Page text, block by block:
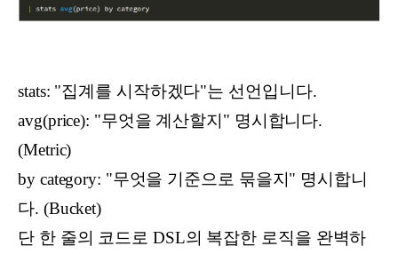
stats: "집계를 시작하겠다"는 선언입니다.
avg(price): "무엇을 계산할지" 명시합니다.
(Metric)
by category: "무엇을 기준으로 묶을지" 명시합니
다. (Bucket)
단 한 줄의 코드로 DSL의 복잡한 로직을 완벽하